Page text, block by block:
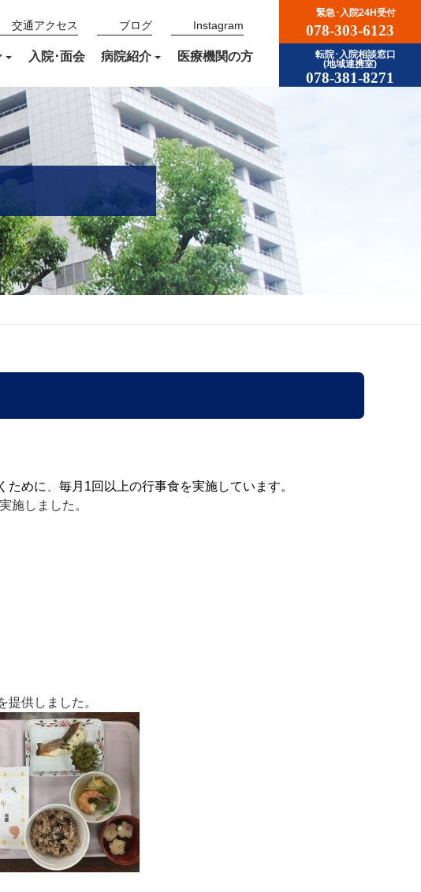
交通アクセス ブログ Instagram
入院･面会 病院紹介 医療機関の方
緊急･入院24H受付
078-303-6123
転院･入院相談窓口
(地域連携室)
078-381-8271
ために
毎月1回以上の行事食を実施しています。
施しました。
供しました。